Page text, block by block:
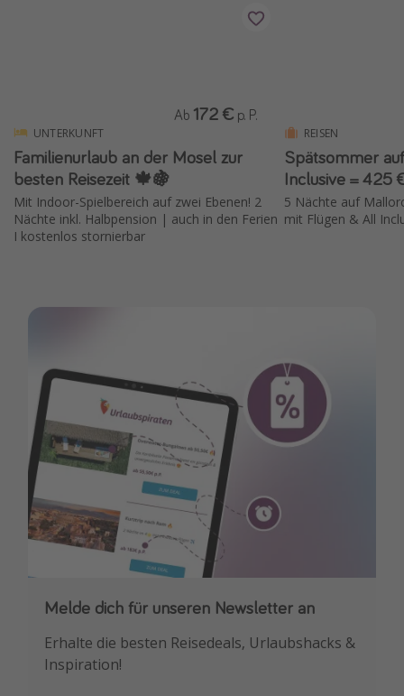
UNTERKUNFT
Familienurlaub an der Mosel zur
besten Reisezeit 🍁🍇
Mit Indoor-Spielbereich auf zwei Ebenen! 2
Nächte inkl. Halbpension | auch in den Ferien
I kostenlos stornierbar
Ab 172 € p. P.
REISEN
Spätsommer
Inclusive =
5 Nächte auf
mit Flügen & All
Melde dich für unseren Newsletter an
Erhalte die besten Reisedeals, Urlaubshacks &
Inspiration!
Downloade unsere App
Buche die besten Reiseschnäppchen als
Erstes.